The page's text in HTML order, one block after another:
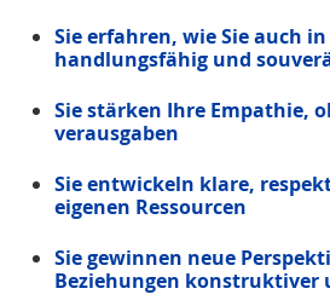
Sie erfahren, wie Sie auch
handlungsfähig und
Sie stärken Ihre Empathie,
verausgaben
Sie entwickeln klare,
eigenen Ressourcen
Sie gewinnen neue
Beziehungen konstruktiver